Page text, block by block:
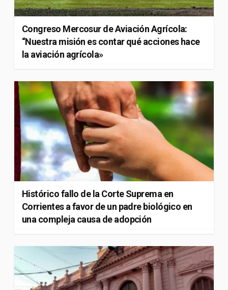
Congreso Mercosur de Aviación Agrícola:
“Nuestra misión es contar qué acciones hace
la aviación agrícola»
Histórico fallo de la Corte Suprema en
Corrientes a favor de un padre biológico en
una compleja causa de adopción